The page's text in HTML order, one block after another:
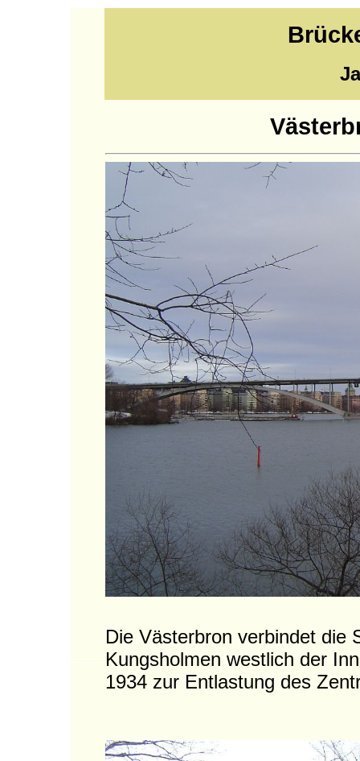
Die Västerbron verbindet die
Kungsholmen westlich der
1934 zur Entlastung des